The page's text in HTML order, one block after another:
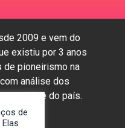
2009 e vem do
existiu por 3 anos
de pioneirismo na
análise dos
região e do país.
de